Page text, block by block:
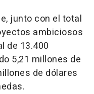
junto con el total
ambiciosos
de 13.400
5,21 millones de
de dólares